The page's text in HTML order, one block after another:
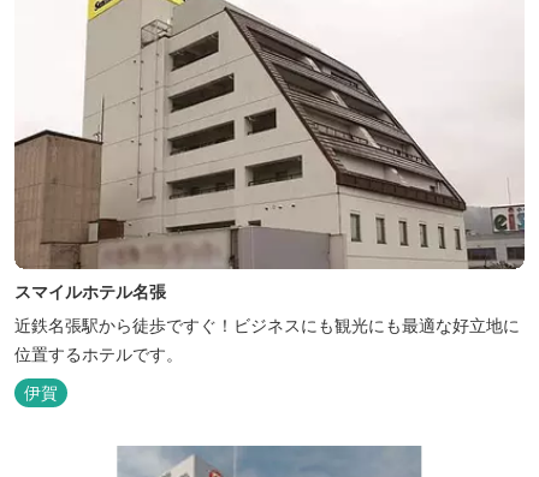
スマイルホテル名張
近鉄名張駅から徒歩ですぐ！ビジネスにも観光にも最適な好立地に
位置するホテルです。
伊賀